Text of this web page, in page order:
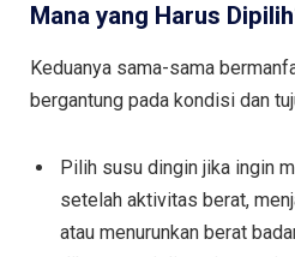
Mana yang Harus
Keduanya sama-sama
bergantung pada kondisi dan
Pilih susu dingin jika ingin
setelah aktivitas berat,
atau menurunkan berat